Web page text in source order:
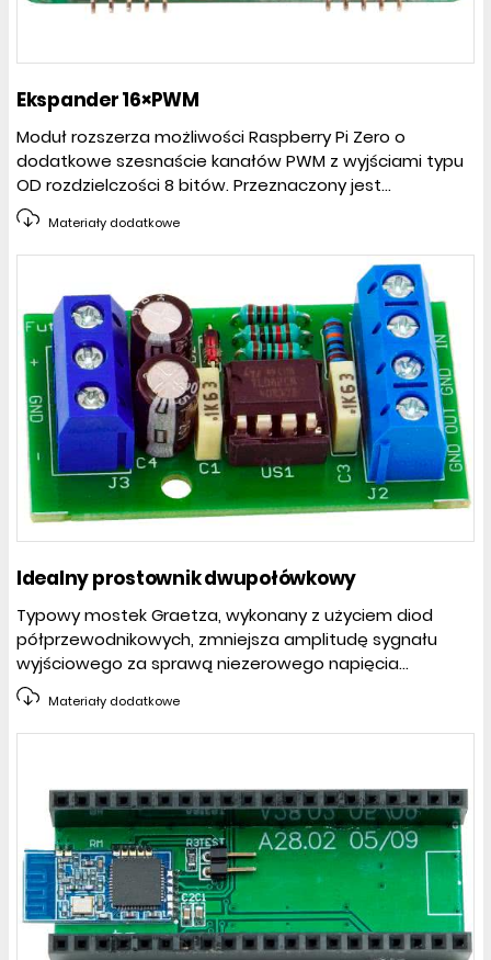
Ekspander 16×PWM
Moduł rozszerza możliwości Raspberry Pi Zero o
dodatkowe szesnaście kanałów PWM z wyjściami typu
OD rozdzielczości 8 bitów. Przeznaczony jest...
Materiały dodatkowe
Idealny prostownik dwupołówkowy
Typowy mostek Graetza, wykonany z użyciem diod
półprzewodnikowych, zmniejsza amplitudę sygnału
wyjściowego za sprawą niezerowego napięcia...
Materiały dodatkowe